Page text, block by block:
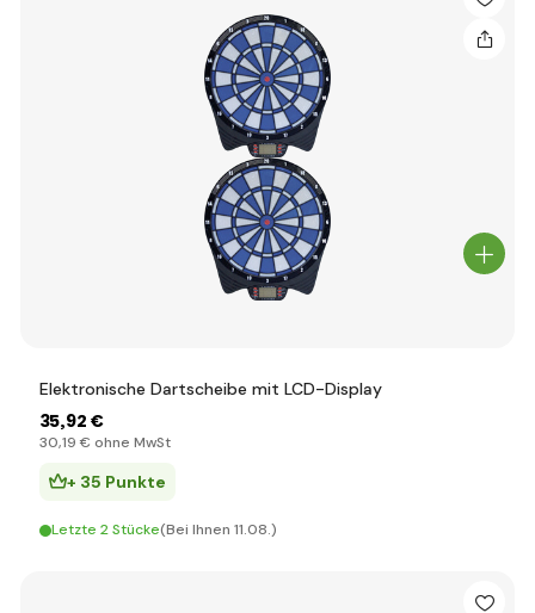
Elektronische Dartscheibe mit LCD-Display
35,92 €
30,19 € ohne MwSt
+ 35 Punkte
Letzte 2 Stücke(Bei Ihnen 11.08.)